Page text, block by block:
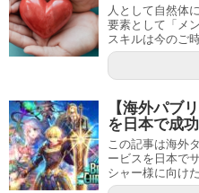
人として自然体
要素として「メ
スキルは今のご
【海外パブ
を日本で成
この記事は海外
ービスを日本で
シャー様に向け